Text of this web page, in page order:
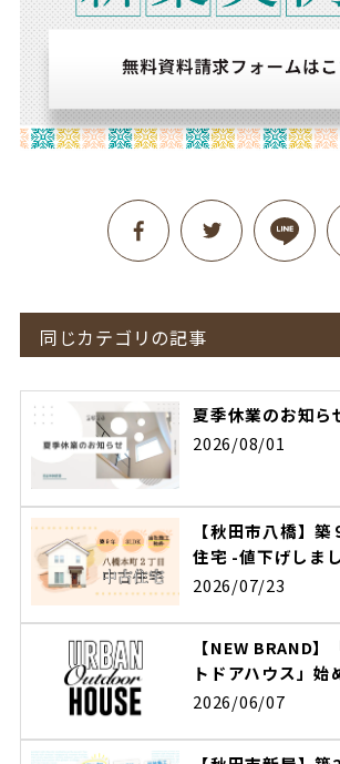
同じカテゴリの記事
夏季休業のお知ら
2026/08/01
【秋田市八橋】
住宅 -値下げしま
2026/07/23
【NEW BRAND
トドアハウス」始
2026/06/07